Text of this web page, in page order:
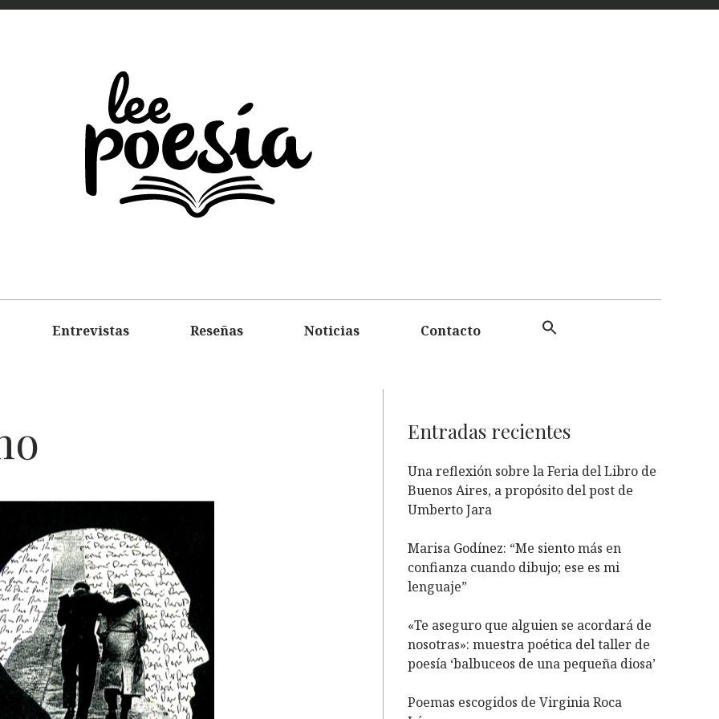
LEE
ÍA
Entrevistas Reseñas Noticias Contacto
Entradas recientes
Una reflexión sobre la Feria del Libro de
Buenos Aires, a propósito del post de
Umberto Jara
Marisa Godínez: “Me siento más en
confianza cuando dibujo; ese es mi
lenguaje”
«Te aseguro que alguien se acordará de
nosotras»: muestra poética del taller de
poesía ‘balbuceos de una pequeña diosa’
Poemas escogidos de Virginia Roca